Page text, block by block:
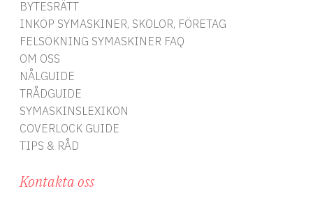
BYTESRÄTT
INKÖP SYMASKINER, SKOLOR, FÖRETAG
FELSÖKNING SYMASKINER FAQ
OM OSS
NÅLGUIDE
TRÅDGUIDE
SYMASKINSLEXIKON
COVERLOCK GUIDE
TIPS & RÅD
Kontakta oss